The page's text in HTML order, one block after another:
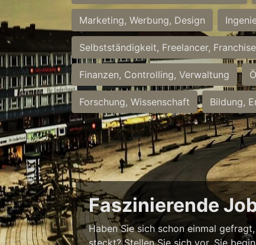
Marketing, Werbung, Design
Selbstständigkeit, Freelancer, Franchise
Finanzen, Controlling, Verwaltung
Forschung, Wissenschaft Bildung,
Faszinierende
Haben Sie sich schon einmal